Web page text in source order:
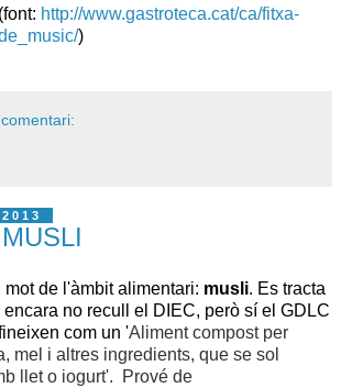
http://www.gastroteca.cat/ca/fitxa-
)
de l'àmbit alimentari: musli. Es tracta
no recull el DIEC, però sí el GDLC
com un 'Aliment compost per
mel i altres ingredients, que se sol
llet o iogurt'. Prové de